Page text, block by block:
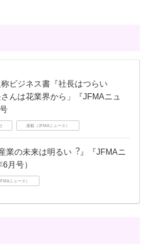
称ビジネス書『社長はつらい
んは花業界から」『JFMAニュ
連載（JFMAニュース）
業の未来は明るい︖』『JFMAニ
月号）
ニュース）